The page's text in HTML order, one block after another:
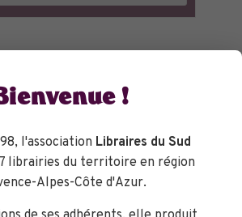
!
l'association Libraires du Sud
librairies du territoire en région
Alpes-Côte d'Azur.